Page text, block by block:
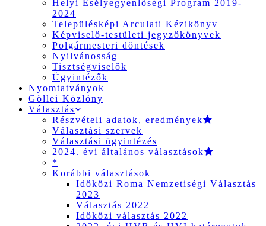
Helyi Esélyegyenlőségi Program 2019-
2024
Településképi Arculati Kézikönyv
Képviselő-testületi jegyzőkönyvek
Polgármesteri döntések
Nyilvánosság
Tisztségviselők
Ügyintézők
Nyomtatványok
Göllei Közlöny
Választás
Részvételi adatok, eredmények
Választási szervek
Választási ügyintézés
2024. évi általános választások
*
Korábbi választások
Időközi Roma Nemzetiségi Választás
2023
Választás 2022
Időközi választás 2022